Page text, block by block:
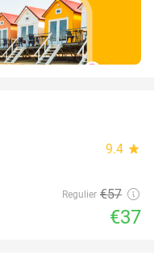
9.4 star
Regulier €57
€37